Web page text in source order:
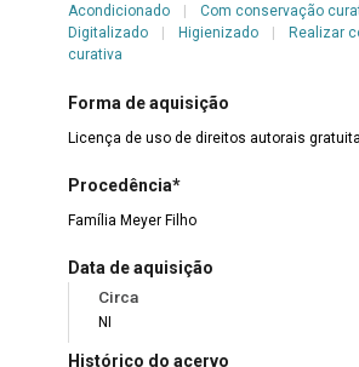
Acondicionado Com conservação
Digitalizado
Higienizado
Realizar
curativa
Forma de aquisição
Licença de uso de direitos autorais gratuita
Procedência*
Família Meyer Filho
Data de aquisição
Circa
NI
Histórico do acervo